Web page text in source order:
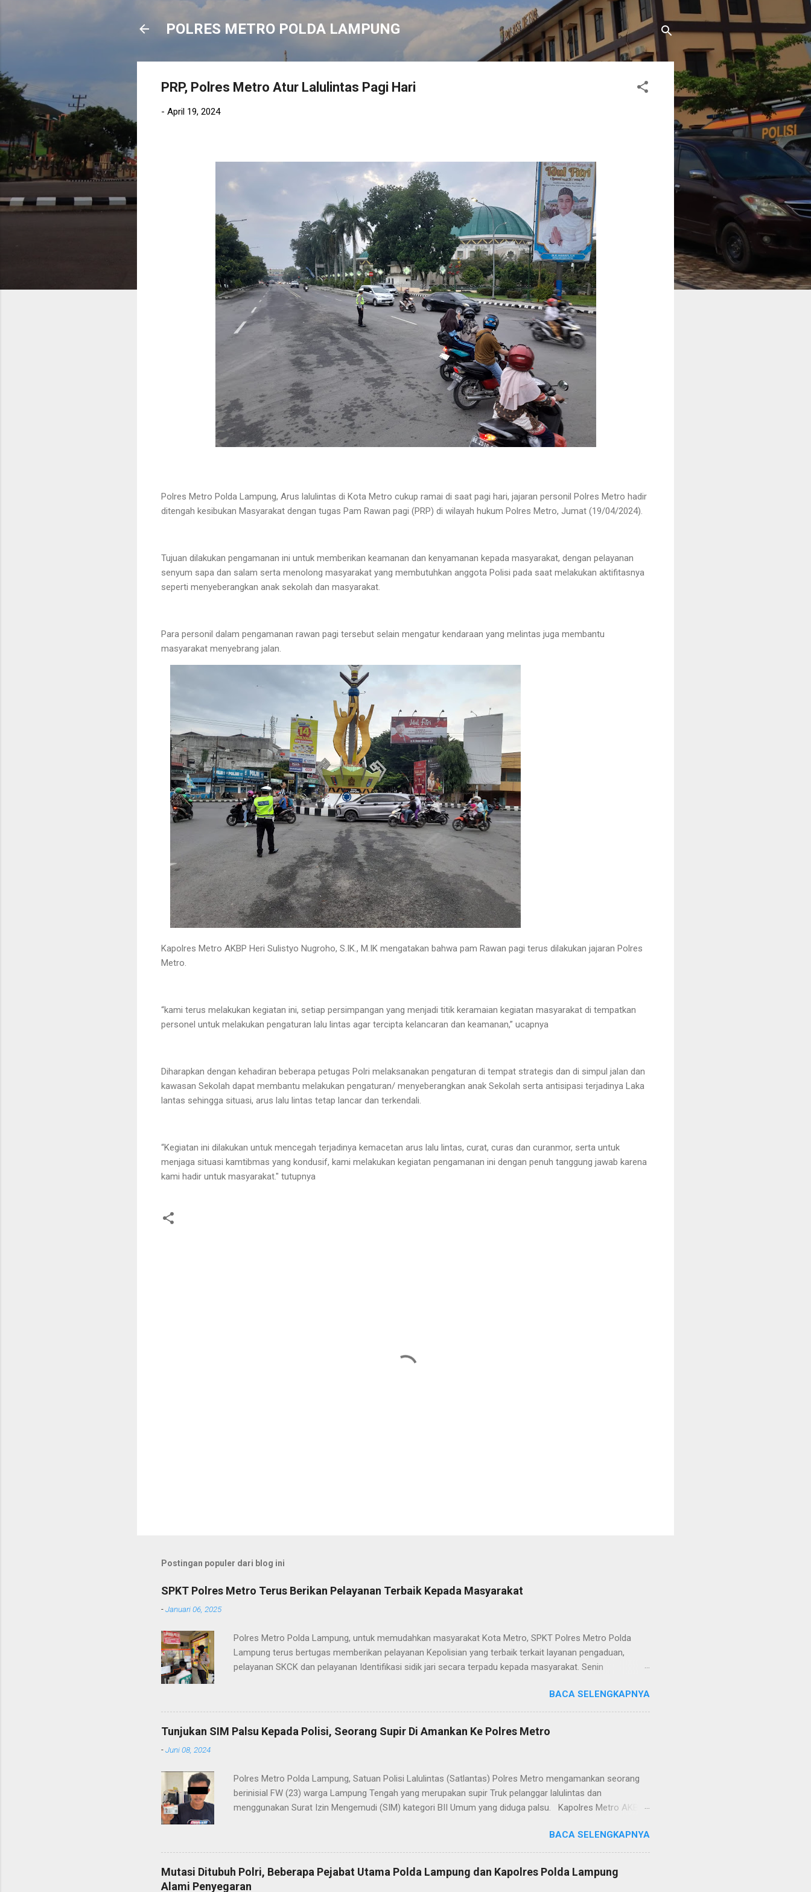
Langsung ke konten utama
POLRES METRO POLDA LAMPUNG
PRP, Polres Metro Atur Lalulintas Pagi Hari
- April 19, 2024
Polres Metro Polda Lampung, Arus lalulintas di Kota Metro cukup ramai di saat pagi hari, jajaran personil Polres Metro hadir
ditengah kesibukan Masyarakat dengan tugas Pam Rawan pagi (PRP) di wilayah hukum Polres Metro, Jumat (19/04/2024).
Tujuan dilakukan pengamanan ini untuk memberikan keamanan dan kenyamanan kepada masyarakat, dengan pelayanan
senyum sapa dan salam serta menolong masyarakat yang membutuhkan anggota Polisi pada saat melakukan aktifitasnya
seperti menyeberangkan anak sekolah dan masyarakat.
Para personil dalam pengamanan rawan pagi tersebut selain mengatur kendaraan yang melintas juga membantu
masyarakat menyebrang jalan.
Kapolres Metro AKBP Heri Sulistyo Nugroho, S.IK., M.IK mengatakan bahwa pam Rawan pagi terus dilakukan jajaran Polres
Metro.
“kami terus melakukan kegiatan ini, setiap persimpangan yang menjadi titik keramaian kegiatan masyarakat di tempatkan
personel untuk melakukan pengaturan lalu lintas agar tercipta kelancaran dan keamanan,” ucapnya
Diharapkan dengan kehadiran beberapa petugas Polri melaksanakan pengaturan di tempat strategis dan di simpul jalan dan
kawasan Sekolah dapat membantu melakukan pengaturan/ menyeberangkan anak Sekolah serta antisipasi terjadinya Laka
lantas sehingga situasi, arus lalu lintas tetap lancar dan terkendali.
“Kegiatan ini dilakukan untuk mencegah terjadinya kemacetan arus lalu lintas, curat, curas dan curanmor, serta untuk
menjaga situasi kamtibmas yang kondusif, kami melakukan kegiatan pengamanan ini dengan penuh tanggung jawab karena
kami hadir untuk masyarakat." tutupnya
Postingan populer dari blog ini
SPKT Polres Metro Terus Berikan Pelayanan Terbaik Kepada Masyarakat
-Januari 06, 2025
Polres Metro Polda Lampung, untuk memudahkan masyarakat Kota Metro, SPKT Polres Metro Polda
Lampung terus bertugas memberikan pelayanan Kepolisian yang terbaik terkait layanan pengaduan,
pelayanan SKCK dan pelayanan Identifikasi sidik jari secara terpadu kepada masyarakat. Senin
masyarakat telah berusaha memberikan pelayanan terbaik kepada masyarakat. Kapolres Metro AKBP
Heri Sulistyo Nugroho S.IK, M.IK mengatakan “SPKT Polres Metro akan terus berusaha memberikan
pelayanan yang terbaik kepada masyarakat yang membutuhkan pelayanan kepolisian, baik informasi
maupun pelayanan lainnya.” “SPKT adalah pusat jaringan dari sistem fungsi Kepolisian, ketika telah
pidana, atau ke fungs...
BACA SELENGKAPNYA
Tunjukan SIM Palsu Kepada Polisi, Seorang Supir Di Amankan Ke Polres Metro
-Juni 08, 2024
Polres Metro Polda Lampung, Satuan Polisi Lalulintas (Satlantas) Polres Metro mengamankan seorang
berinisial FW (23) warga Lampung Tengah yang merupakan supir Truk pelanggar lalulintas dan
menggunakan Surat Izin Mengemudi (SIM) kategori BII Umum yang diduga palsu. Kapolres Metro AKBP
diamankan lantaran melanggar lalulintas dengan menerobos Traffic Light (TL) simpang Taqwa, Jalan AH
Nasution dan masuk ke kawasan tertib lalulintas dalam kota. “Anggota Satlantas Polres Metro
melakukan patroli hunting setelah itu ada kendaraan R6 yang melanggar lalulintas tepatnya di TL Taqwa
dari arah Lampung Timur mau menuju ke Bandar Lampung. Kendaraan ini sehabis bongkar muat tepung
BACA SELENGKAPNYA
Mutasi Ditubuh Polri, Beberapa Pejabat Utama Polda Lampung dan Kapolres Polda Lampung
Alami Penyegaran